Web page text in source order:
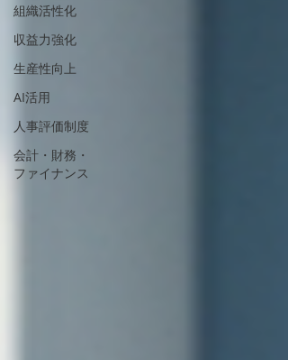
組織活性化
収益力強化
生産性向上
AI活用
人事評価制度
会計・財務・
ファイナンス